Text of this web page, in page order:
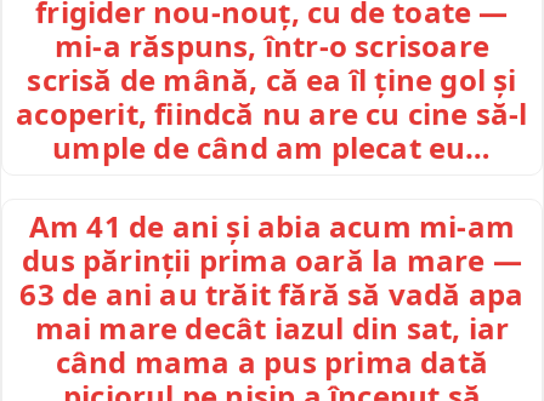
frigider nou-nouț, cu de toate —
mi-a răspuns, într-o scrisoare
scrisă de mână, că ea îl ține gol și
acoperit, fiindcă nu are cu cine să-l
umple de când am plecat eu…
Am 41 de ani și abia acum mi-am
dus părinții prima oară la mare —
63 de ani au trăit fără să vadă apa
mai mare decât iazul din sat, iar
când mama a pus prima dată